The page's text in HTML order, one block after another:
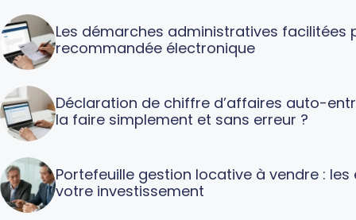
Les démarches administratives facilitées
recommandée électronique
Déclaration de chiffre d’affaires auto-
la faire simplement et sans erreur ?
Portefeuille gestion locative à vendre :
votre investissement